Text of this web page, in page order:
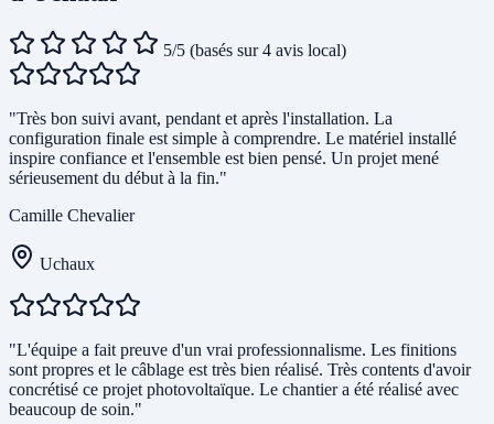
5/5 (basés sur 4 avis local)
"Très bon suivi avant, pendant et après l'installation. La
configuration finale est simple à comprendre. Le matériel installé
inspire confiance et l'ensemble est bien pensé. Un projet mené
sérieusement du début à la fin."
Camille Chevalier
Uchaux
"L'équipe a fait preuve d'un vrai professionnalisme. Les finitions
sont propres et le câblage est très bien réalisé. Très contents d'avoir
concrétisé ce projet photovoltaïque. Le chantier a été réalisé avec
beaucoup de soin."